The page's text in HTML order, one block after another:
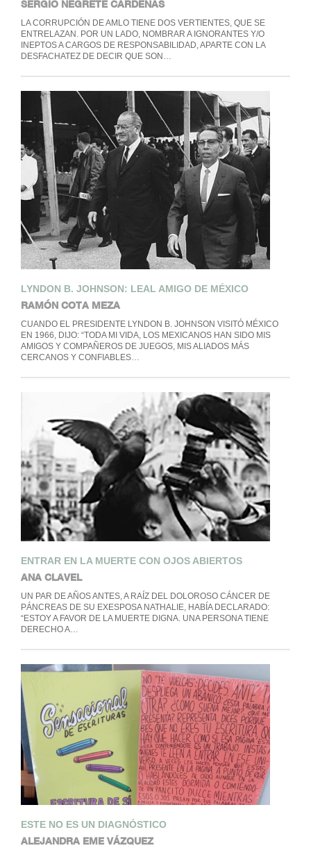
SERGIO NEGRETE CÁRDENAS
LA CORRUPCIÓN DE AMLO TIENE DOS VERTIENTES, QUE SE
ENTRELAZAN. POR UN LADO, NOMBRAR A IGNORANTES Y/O
INEPTOS A CARGOS DE RESPONSABILIDAD, APARTE CON LA
DESFACHATEZ DE DECIR QUE SON…
LYNDON B. JOHNSON: LEAL AMIGO DE MÉXICO
RAMÓN COTA MEZA
CUANDO EL PRESIDENTE LYNDON B. JOHNSON VISITÓ MÉXICO
EN 1966, DIJO: “TODA MI VIDA, LOS MEXICANOS HAN SIDO MIS
AMIGOS Y COMPAÑEROS DE JUEGOS, MIS ALIADOS MÁS
CERCANOS Y CONFIABLES…
ENTRAR EN LA MUERTE CON OJOS ABIERTOS
ANA CLAVEL
UN PAR DE AÑOS ANTES, A RAÍZ DEL DOLOROSO CÁNCER DE
PÁNCREAS DE SU EXESPOSA NATHALIE, HABÍA DECLARADO:
“ESTOY A FAVOR DE LA MUERTE DIGNA. UNA PERSONA TIENE
DERECHO A…
ESTE NO ES UN DIAGNÓSTICO
ALEJANDRA EME VÁZQUEZ